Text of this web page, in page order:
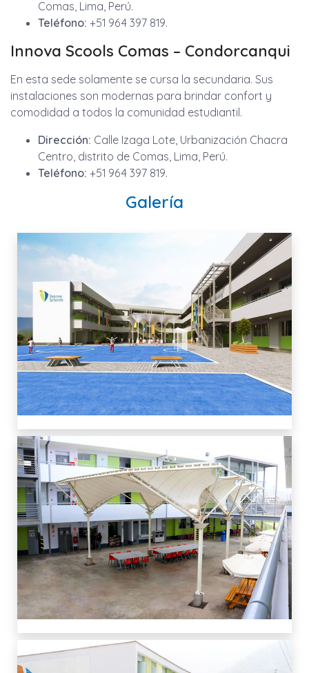
Comas, Lima, Perú.
Teléfono: +51 964 397 819.
Innova Scools Comas – Condorcanqui
En esta sede solamente se cursa la secundaria. Sus
instalaciones son modernas para brindar confort y
comodidad a todos la comunidad estudiantil.
Dirección: Calle Izaga Lote, Urbanización Chacra
Centro, distrito de Comas, Lima, Perú.
Teléfono: +51 964 397 819.
Galería